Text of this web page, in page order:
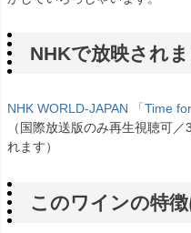
NHKで放映されま
NHK WORLD-JAPAN 「Time
（国際放送版のみ再生視聴可
れます）
このワインの特徴